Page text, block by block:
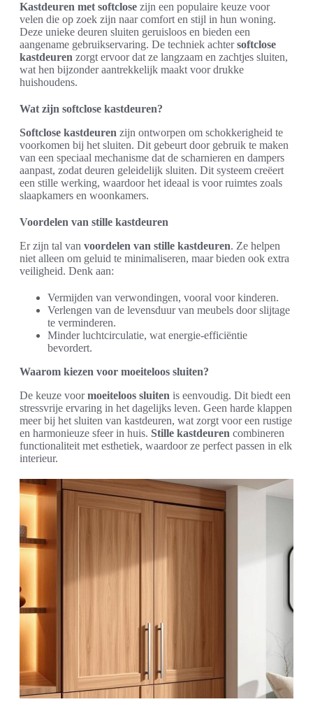
Kastdeuren met softclose zijn een populaire keuze voor
velen die op zoek zijn naar comfort en stijl in hun woning.
Deze unieke deuren sluiten geruisloos en bieden een
aangename gebruikservaring. De techniek achtersoftclose
kastdeuren zorgt ervoor dat ze langzaam en zachtjes sluiten,
wat hen bijzonder aantrekkelijk maakt voor drukke
huishoudens.
Wat zijn softclose kastdeuren?
Softclose kastdeuren zijn ontworpen om schokkerigheid te
voorkomen bij het sluiten. Dit gebeurt door gebruik te maken
van een speciaal mechanisme dat de scharnieren en dampers
aanpast, zodat deuren geleidelijk sluiten. Dit systeem creëert
een stille werking, waardoor het ideaal is voor ruimtes zoals
slaapkamers en woonkamers.
Voordelen van stille kastdeuren
Er zijn tal van voordelen van stille kastdeuren. Ze helpen
niet alleen om geluid te minimaliseren, maar bieden ook extra
veiligheid. Denk aan:
Vermijden van verwondingen, vooral voor kinderen.
Verlengen van de levensduur van meubels door slijtage
te verminderen.
Minder luchtcirculatie, wat energie-efficiëntie
bevordert.
Waarom kiezen voor moeiteloos sluiten?
De keuze voormoeiteloos sluiten is eenvoudig. Dit biedt een
stressvrije ervaring in het dagelijks leven. Geen harde klappen
meer bij het sluiten van kastdeuren, wat zorgt voor een rustige
en harmonieuze sfeer in huis. Stille kastdeuren combineren
functionaliteit met esthetiek, waardoor ze perfect passen in elk
interieur.